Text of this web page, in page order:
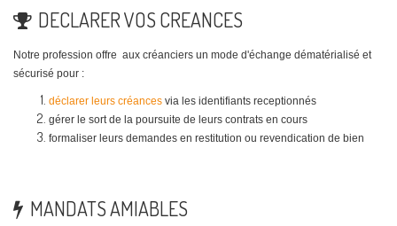
DECLARER VOS CREANCES
Notre profession offre aux créanciers un mode d'échange dématérialisé et
sécurisé pour :
déclarer leurs créances via les identifiants receptionnés
gérer le sort de la poursuite de leurs contrats en cours
formaliser leurs demandes en restitution ou revendication de bien
MANDATS AMIABLES